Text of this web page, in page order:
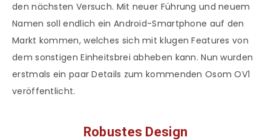
den nächsten Versuch. Mit neuer Führung und neuem
Namen soll endlich ein Android-Smartphone auf den
Markt kommen, welches sich mit klugen Features von
dem sonstigen Einheitsbrei abheben kann. Nun wurden
erstmals ein paar Details zum kommenden Osom OV1
veröffentlicht.
Robustes Design